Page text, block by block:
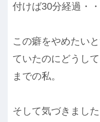
付けば30分経過・・
この癖をやめたい
ていたのにどうし
までの私。
そして気づきまし